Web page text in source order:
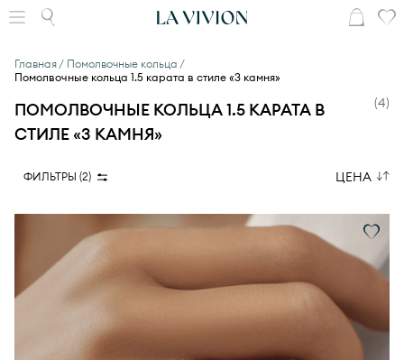
Главная
Помолвочные кольца
Помолвочные кольца 1.5 карата в стиле «3 камня»
ПОМОЛВОЧНЫЕ КОЛЬЦА 1.5 КАРАТА В
СТИЛЕ «3 КАМНЯ»
(4)
ФИЛЬТРЫ (2) ЦЕНА